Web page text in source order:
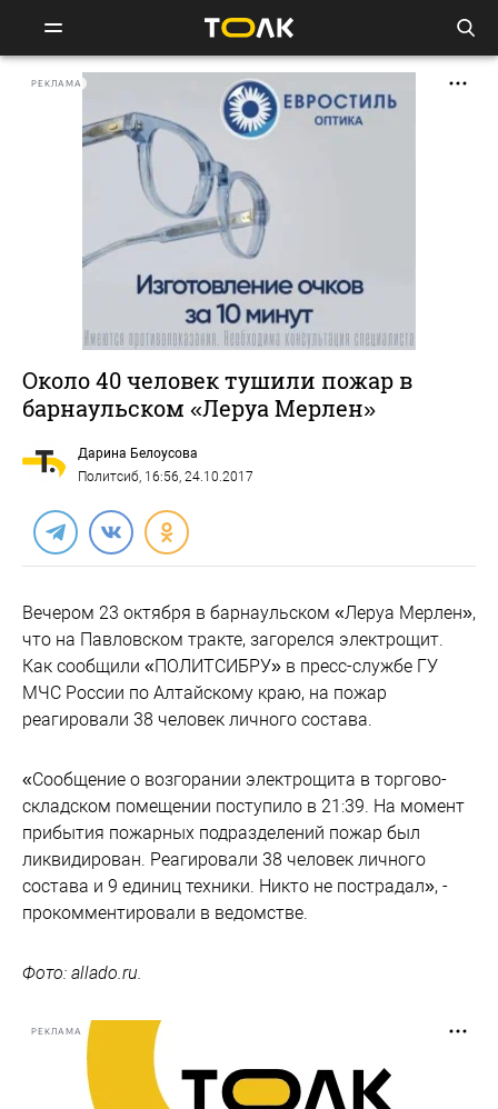
РЕКЛАМА
Около 40 человек тушили пожар в
барнаульском «Леруа Мерлен»
Дарина Белоусова
Политсиб, 16:56, 24.10.2017
Вечером 23 октября в барнаульском «Леруа Мерлен»,
что на Павловском тракте, загорелся электрощит.
Как сообщили «ПОЛИТСИБРУ» в пресс-службе ГУ
МЧС России по Алтайскому краю, на пожар
реагировали 38 человек личного состава.
«Сообщение о возгорании электрощита в торгово-
складском помещении поступило в 21:39. На момент
прибытия пожарных подразделений пожар был
ликвидирован. Реагировали 38 человек личного
состава и 9 единиц техники. Никто не пострадал», -
прокомментировали в ведомстве.
Фото: allado.ru.
РЕКЛАМА